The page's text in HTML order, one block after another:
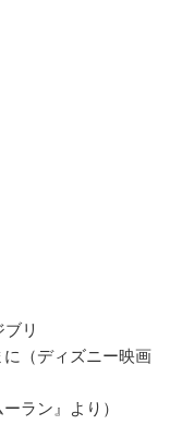
リ
（ディズニー映画
ラン』より）